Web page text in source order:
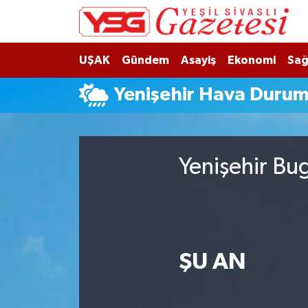
UŞAK Gündem Asayiş Ekonomi
Yenişehir Hava
Yenişehir
ŞU AN
Hava Durumu